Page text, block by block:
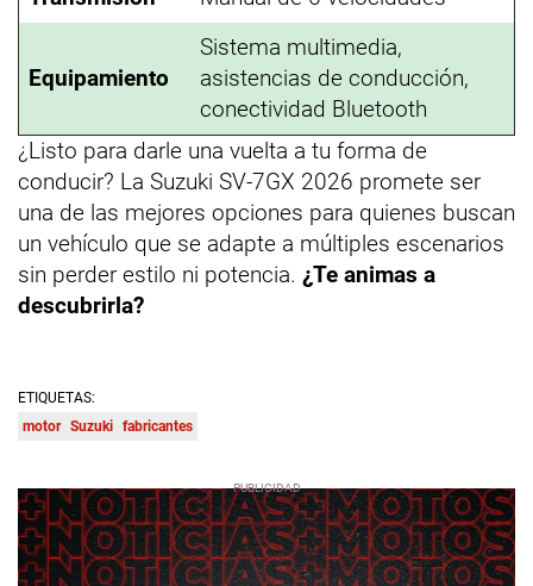
Equipamiento
Sistema multimedia,
asistencias de conducción,
conectividad Bluetooth
¿Listo para darle una vuelta a tu forma de
conducir? La Suzuki SV-7GX 2026 promete ser
una de las mejores opciones para quienes buscan
un vehículo que se adapte a múltiples escenarios
sin perder estilo ni potencia. ¿Te animas a
descubrirla?
ETIQUETAS:
motor Suzuki fabricantes